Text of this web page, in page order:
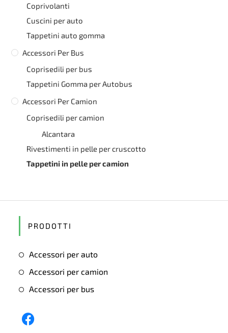
Coprivolanti
Cuscini per auto
Tappetini auto gomma
Accessori Per Bus
Coprisedili per bus
Tappetini Gomma per Autobus
Accessori Per Camion
Coprisedili per camion
Alcantara
Rivestimenti in pelle per cruscotto
Tappetini in pelle per camion
PRODOTTI
Accessori per auto
Accessori per camion
Accessori per bus